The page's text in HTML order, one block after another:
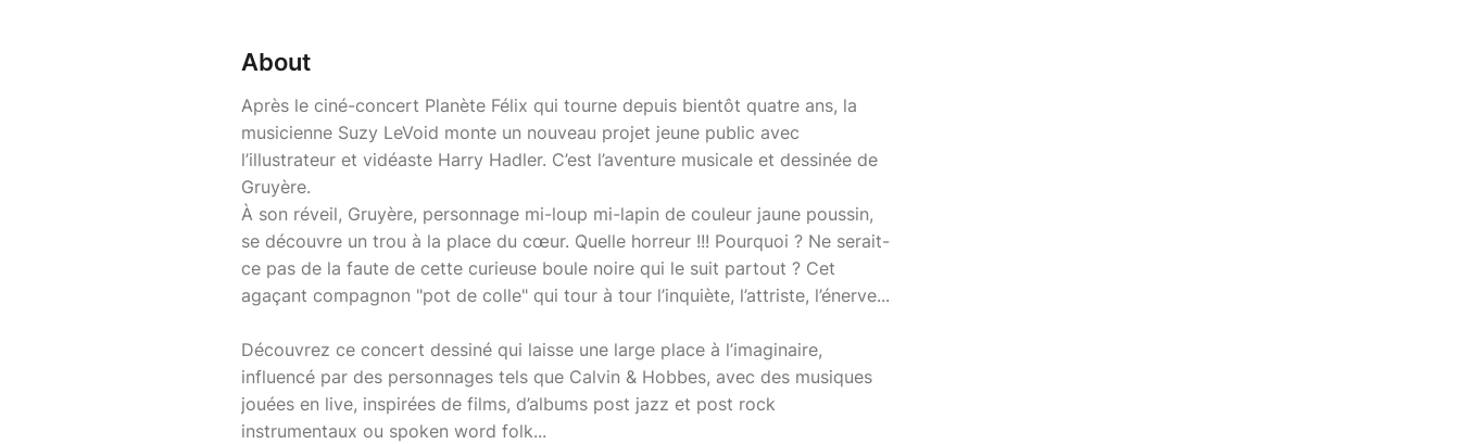
About
Après le ciné-concert Planète Félix qui tourne depuis bientôt quatre ans, la
musicienne Suzy LeVoid monte un nouveau projet jeune public avec
l’illustrateur et vidéaste Harry Hadler. C’est l’aventure musicale et dessinée de
Gruyère.
À son réveil, Gruyère, personnage mi-loup mi-lapin de couleur jaune poussin,
se découvre un trou à la place du cœur. Quelle horreur !!! Pourquoi ? Ne serait-
ce pas de la faute de cette curieuse boule noire qui le suit partout ? Cet
agaçant compagnon "pot de colle" qui tour à tour l’inquiète, l’attriste, l’énerve...
Découvrez ce concert dessiné qui laisse une large place à l’imaginaire,
influencé par des personnages tels que Calvin & Hobbes, avec des musiques
jouées en live, inspirées de films, d’albums post jazz et post rock
instrumentaux ou spoken word folk...